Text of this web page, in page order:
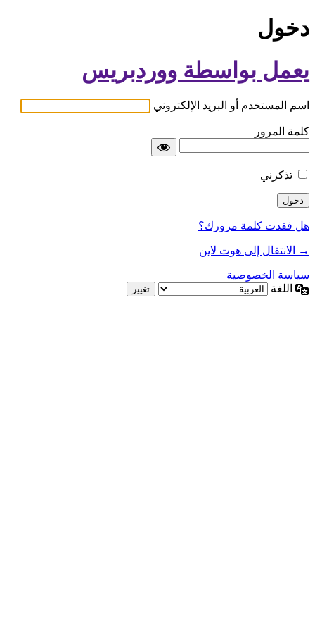
دخول
يعمل بواسطة ووردبريس
اسم المستخدم أو البريد الإلكتروني
كلمة المرور
تذكرني
هل فقدت كلمة مرورك؟
→ الانتقال إلى هوت لاين
سياسة الخصوصية
اللغة